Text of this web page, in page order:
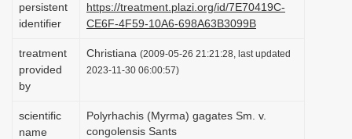
n
persistent
identifier
https://treatment.plazi.org/id/7E70419C-
CE6F-4F59-10A6-698A63B3099B
treatment
provided
by
Christiana (2009-05-26 21:21:28, last updated
2023-11-30 06:00:57)
scientific
name
Polyrhachis (Myrma) gagates Sm. v.
congolensis Sants